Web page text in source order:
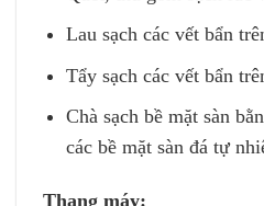
Lau sạch các vết bẩn
Tẩy sạch các vết bẩn
Chà sạch bề mặt sàn
các bề mặt sàn đá tự
Thang máy: